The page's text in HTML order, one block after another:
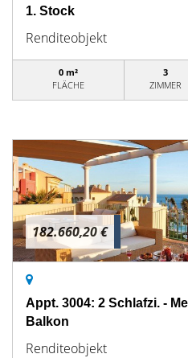
1. Stock
Renditeobjekt
0 m²
FLÄCHE
3
ZIMMER
182.660,20 €
Appt. 3004: 2 Schlafzi. -
Balkon
Renditeobjekt